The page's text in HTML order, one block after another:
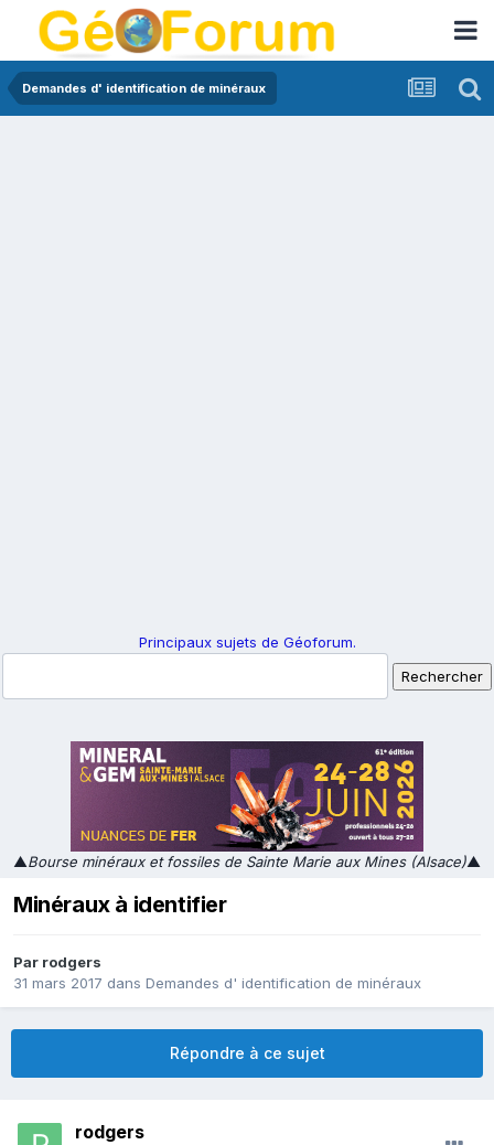
Demandes d' identification de minéraux
Principaux sujets de Géoforum.
▲Bourse minéraux et fossiles de Sainte Marie aux Mines (Alsace)▲
Minéraux à identifier
Par rodgers
31 mars 2017 dans Demandes d' identification de minéraux
Répondre à ce sujet
rodgers